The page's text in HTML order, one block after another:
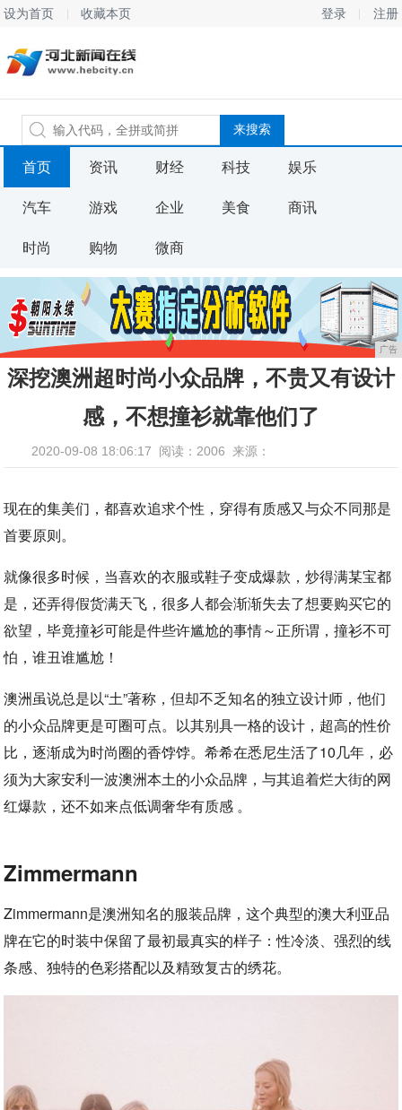
设为首页 收藏本页 登录 注册
首页 资讯 财经 科技 娱乐
汽车 游戏 企业 美食 商讯
时尚 购物 微商
广告
深挖澳洲超时尚小众品牌，不贵又有设计
感，不想撞衫就靠他们了
2020-09-08 18:06:17 阅读：2006 来源：
现在的集美们，都喜欢追求个性，穿得有质感又与众不同那是
首要原则。
就像很多时候，当喜欢的衣服或鞋子变成爆款，炒得满某宝都
是，还弄得假货满天飞，很多人都会渐渐失去了想要购买它的
欲望，毕竟撞衫可能是件些许尴尬的事情～正所谓，撞衫不可
怕，谁丑谁尴尬！
澳洲虽说总是以“土”著称，但却不乏知名的独立设计师，他们
的小众品牌更是可圈可点。以其别具一格的设计，超高的性价
比，逐渐成为时尚圈的香饽饽。希希在悉尼生活了10几年，必
须为大家安利一波澳洲本土的小众品牌，与其追着烂大街的网
红爆款，还不如来点低调奢华有质感 。
Zimmermann
Zimmermann是澳洲知名的服装品牌，这个典型的澳大利亚品
牌在它的时装中保留了最初最真实的样子：性冷淡、强烈的线
条感、独特的色彩搭配以及精致复古的绣花。